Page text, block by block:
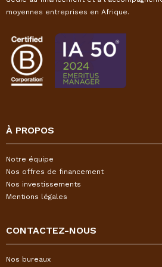
moyennes entreprises en Afrique.
À PROPOS
Notre équipe
Nos offres de financement
Nos investissements
Mentions légales
CONTACTEZ-NOUS
Nos bureaux